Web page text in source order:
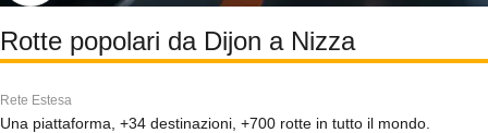
Rotte popolari da Dijon a Nizza
Rete Estesa
Una piattaforma, +34 destinazioni, +700 rotte in tutto il mondo.